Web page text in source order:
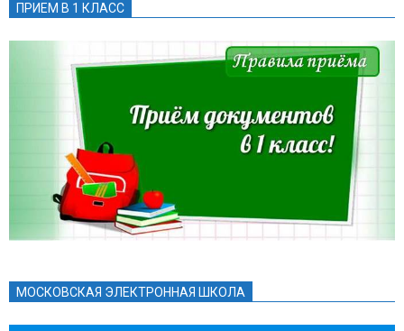
ПРИЕМ В 1 КЛАСС
МОСКОВСКАЯ ЭЛЕКТРОННАЯ ШКОЛА